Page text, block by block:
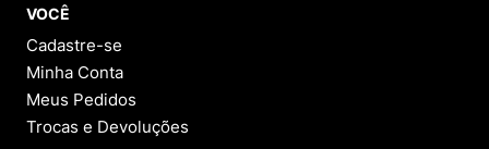
VOCÊ
Cadastre-se
Minha Conta
Meus Pedidos
Trocas e Devoluções